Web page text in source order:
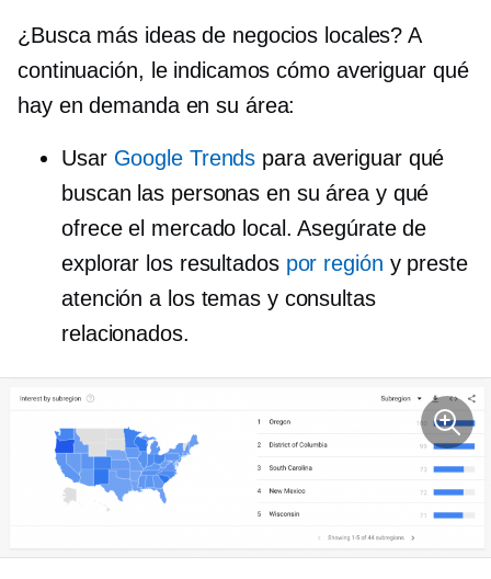
¿Busca más ideas de negocios locales? A
continuación, le indicamos cómo averiguar qué
hay en demanda en su área:
Usar Google Trends para averiguar qué
buscan las personas en su área y qué
ofrece el mercado local. Asegúrate de
explorar los resultados por región y preste
atención a los temas y consultas
relacionados.